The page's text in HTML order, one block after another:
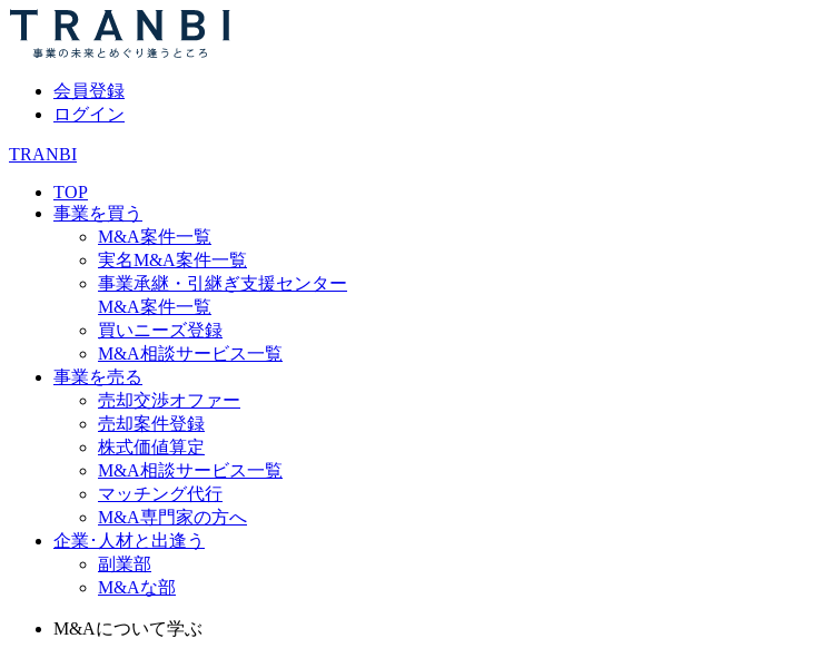
会員登録
ログイン
TRANBI
TOP
事業を買う
M&A案件一覧
実名M&A案件一覧
事業承継・引継ぎ支援センター
M&A案件一覧
買いニーズ登録
M&A相談サービス一覧
事業を売る
売却交渉オファー
売却案件登録
株式価値算定
M&A相談サービス一覧
マッチング代行
M&A専門家の方へ
企業･人材と出逢う
副業部
M&Aな部
M&Aについて学ぶ